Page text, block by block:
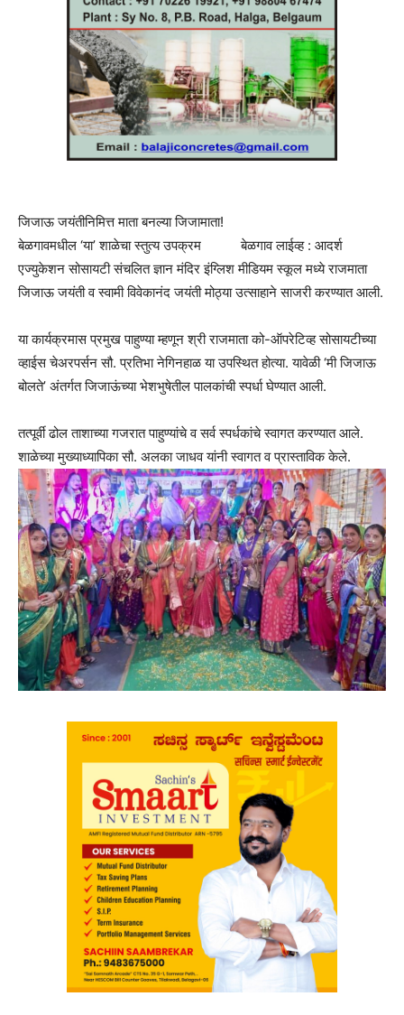
जिजाऊ जयंतीनिमित्त माता बनल्या जिजामाता!
बेळगावमधील ‘या’ शाळेचा स्तुत्य उपक्रम बेळगाव लाईव्ह : आदर्श
एज्युकेशन सोसायटी संचलित ज्ञान मंदिर इंग्लिश मीडियम स्कूल मध्ये राजमाता
जिजाऊ जयंती व स्वामी विवेकानंद जयंती मोठ्या उत्साहाने साजरी करण्यात आली.
या कार्यक्रमास प्रमुख पाहुण्या म्हणून श्री राजमाता को-ऑपरेटिव्ह सोसायटीच्या
व्हाईस चेअरपर्सन सौ. प्रतिभा नेगिनहाळ या उपस्थित होत्या. यावेळी ‘मी जिजाऊ
बोलते’ अंतर्गत जिजाऊंच्या भेशभुषेतील पालकांची स्पर्धा घेण्यात आली.
तत्पूर्वी ढोल ताशाच्या गजरात पाहुण्यांचे व सर्व स्पर्धकांचे स्वागत करण्यात आले.
शाळेच्या मुख्याध्यापिका सौ. अलका जाधव यांनी स्वागत व प्रास्ताविक केले.